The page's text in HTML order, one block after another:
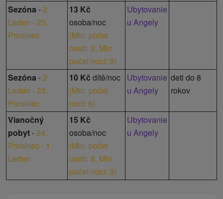
Sezóna -2.
Leden - 23.
Prosinec
13 Kč
osoba/noc
(Min. počet
osob: 2, Min.
počet nocí: 3)
Ubytovanie
u Angely
Sezóna -2.
Leden - 23.
Prosinec
10 Kč dítě/noc
(Min. počet
nocí: 6)
Ubytovanie
u Angely
deti do 8
rokov
Vianočný
pobyt-24.
Prosinec - 1.
Leden
15 Kč
osoba/noc
(Min. počet
osob: 6, Min.
počet nocí: 3)
Ubytovanie
u Angely